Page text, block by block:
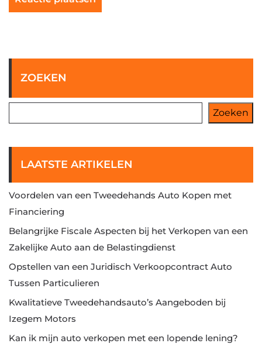
ZOEKEN
Zoeken
LAATSTE ARTIKELEN
Voordelen van een Tweedehands Auto Kopen met
Financiering
Belangrijke Fiscale Aspecten bij het Verkopen van een
Zakelijke Auto aan de Belastingdienst
Opstellen van een Juridisch Verkoopcontract Auto
Tussen Particulieren
Kwalitatieve Tweedehandsauto’s Aangeboden bij
Izegem Motors
Kan ik mijn auto verkopen met een lopende lening?